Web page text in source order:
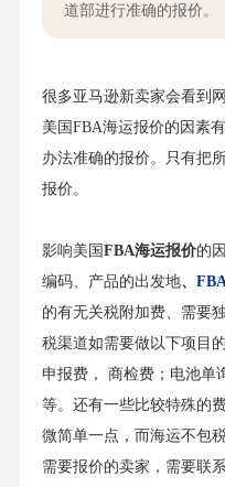
道部进行准确的报价。
很多亚马逊新卖家会看到
美国FBA海运报价的因素
办法准确的报价。只有把
报价。
影响美国 FBA海运报价的
编码、产品的出发地、
的有无关税附加费、需要
税渠道如需要做以下项目
申报费， 商检费；电池单
等。还有一些比较特殊的
微简单一点，而海运不包
需要报价的卖家，需要联